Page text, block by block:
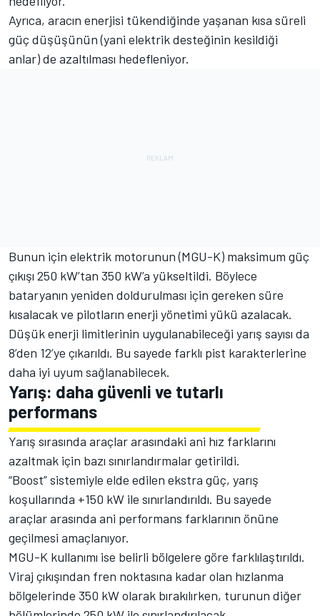
Ayrıca, aracın enerjisi tükendiğinde yaşanan kısa süreli
güç düşüşünün (yani elektrik desteğinin kesildiği
anlar) de azaltılması hedefleniyor.
Bunun için elektrik motorunun (MGU-K) maksimum güç
çıkışı 250 kW’tan 350 kW’a yükseltildi. Böylece
bataryanın yeniden doldurulması için gereken süre
kısalacak ve pilotların enerji yönetimi yükü azalacak.
Düşük enerji limitlerinin uygulanabileceği yarış sayısı da
8’den 12’ye çıkarıldı. Bu sayede farklı pist karakterlerine
daha iyi uyum sağlanabilecek.
Yarış: daha güvenli ve tutarlı
performans
Yarış sırasında araçlar arasındaki ani hız farklarını
azaltmak için bazı sınırlandırmalar getirildi.
“Boost” sistemiyle elde edilen ekstra güç, yarış
koşullarında +150 kW ile sınırlandırıldı. Bu sayede
araçlar arasında ani performans farklarının önüne
geçilmesi amaçlanıyor.
MGU-K kullanımı ise belirli bölgelere göre farklılaştırıldı.
Viraj çıkışından fren noktasına kadar olan hızlanma
bölgelerinde 350 kW olarak bırakılırken, turunun diğer